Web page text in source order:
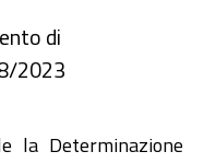
di
2023
la Determinazione